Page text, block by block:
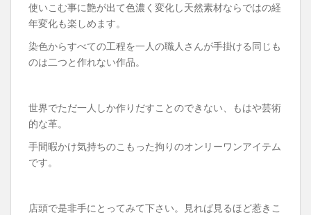
使いこむ事に艶が出て色濃く変化し天然素材ならではの経
年変化も楽しめます。
染色からすべての工程を一人の職人さんが手掛ける同じも
のは二つと作れない作品。
世界でただ一人しか作りだすことのできない、もはや芸術
的な革。
手間暇かけ気持ちのこもった拘りのオンリーワンアイテム
です。
店頭で是非手にとってみて下さい。見れば見るほど惹きこ